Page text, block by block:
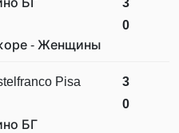
- Женщины
0
Pisa
БГ
3
0